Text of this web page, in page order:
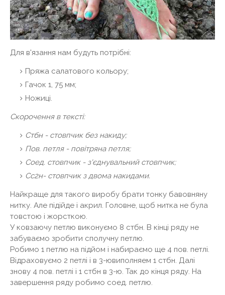
Для в'язання нам будуть потрібні:
Пряжа салатового кольору;
Гачок 1, 75 мм;
Ножиці.
Скорочення в тексті:
Стбн - стовпчик без накиду;
Пов. петля - повітряна петля;
Соед. стовпчик - з'єднувальний стовпчик;
Сс2н- стовпчик з двома накидами.
Найкраще для такого виробу брати тонку бавовняну
нитку. Але підійде і акрил. Головне, щоб нитка не була
товстою і жорсткою.
У ковзаючу петлю виконуємо 8 стбн. В кінці ряду не
забуваємо зробити сполучну петлю.
Робимо 1 петлю на підйом і набираємо ще 4 пов. петлі.
Відраховуємо 2 петлі і в 3-ювиполняем 1 стбн. Далі
знову 4 пов. петлі і 1 стбн в 3-ю. Так до кінця ряду. На
завершення ряду робимо соед. петлю.